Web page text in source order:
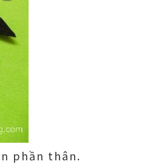
phần thân.